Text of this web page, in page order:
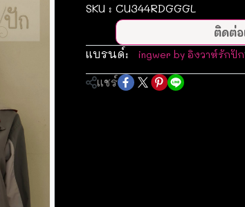
SKU : CU344RDGGGL
ติดต่อ
แบรนด์:
ingwer by อิงวาห์รักปัก
แชร์